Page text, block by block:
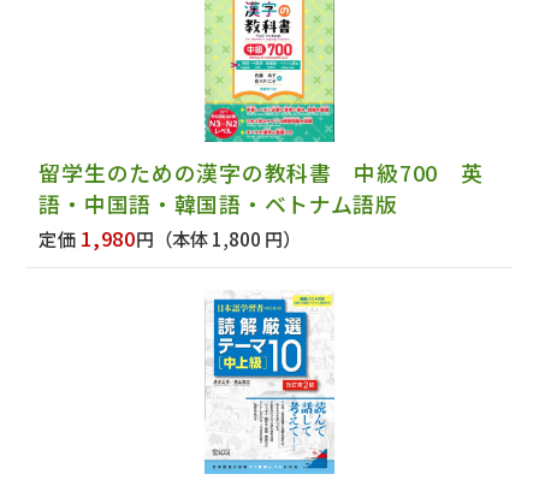
留学生のための漢字の教科書 中級700 英
語・中国語・韓国語・ベトナム語版
定価 1,980円 （本体 1,800 円）